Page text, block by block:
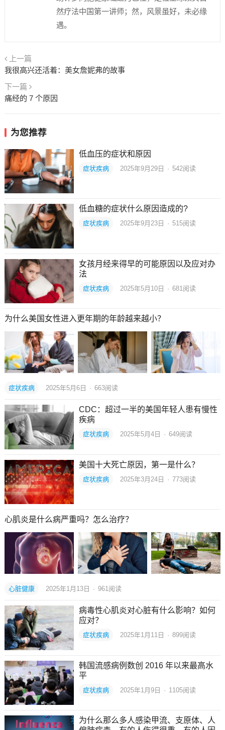
然疗法中国第一讲师；然，风景虽好，未必缘
遇。
上一篇
我很高兴还活着：美女詹妮弗的故事
下一篇
痛经的 7 个原因
为您推荐
低血压的症状和原因
症状疾病 2025年9月29日 · 542阅读
低血糖的症状什么原因造成的?
症状疾病 2025年9月23日 · 515阅读
女孩月经来得早的可能原因以及应对办
法
症状疾病 2025年5月10日 · 681 阅读
为什么美国女性进入更年期的年龄越来越小？
症状疾病 2025年5月6日 · 663阅读
CDC：超过一半的美国年轻人患有慢性
疾病
症状疾病 2025年5月4日 · 649阅读
美国十大死亡原因，第一是什么？
症状疾病 2025年3月24日 · 773阅读
心肌炎是什么病严重吗？怎么治疗？
心脏健康 2025年1月13日 · 961 阅读
病毒性心肌炎对心脏有什么影响？如何
应对？
症状疾病 2025年1月11日 · 899阅读
韩国流感病例数创 2016 年以来最高水
平
症状疾病 2025年1月9日 · 1105阅读
为什么那么多人感染甲流、支原体、人